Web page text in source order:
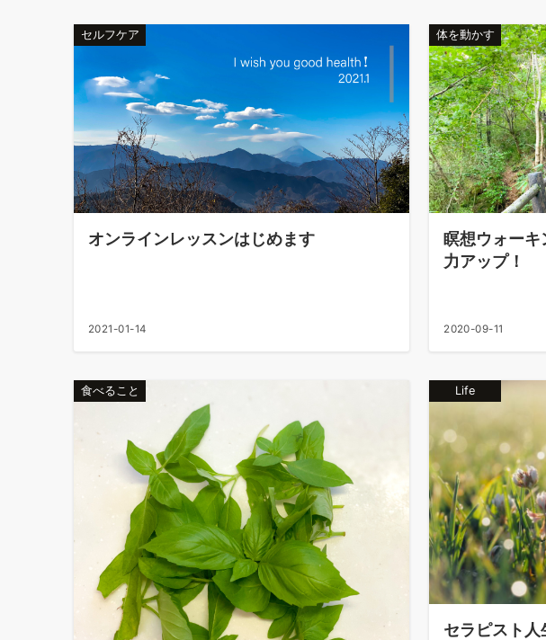
セルフケア
オンラインレッスンはじめます
2021-01-14
体を動かす
瞑想ウォーキ
力アップ！
2020-09-11
食べること Life
セラピスト